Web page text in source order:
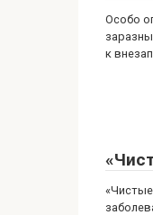
Особо
к